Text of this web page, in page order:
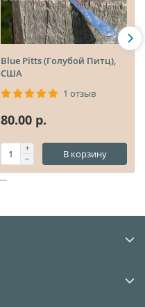
Blue Pitts (Голубой Питц),
США
1 отзыв
80.00 р.
В корзину